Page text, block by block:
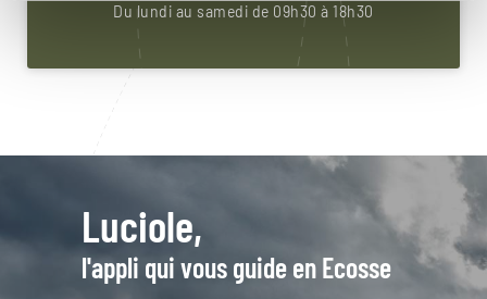
Du lundi au samedi de 09h30 à 18h30
Luciole,
l'appli qui vous guide en Ecosse